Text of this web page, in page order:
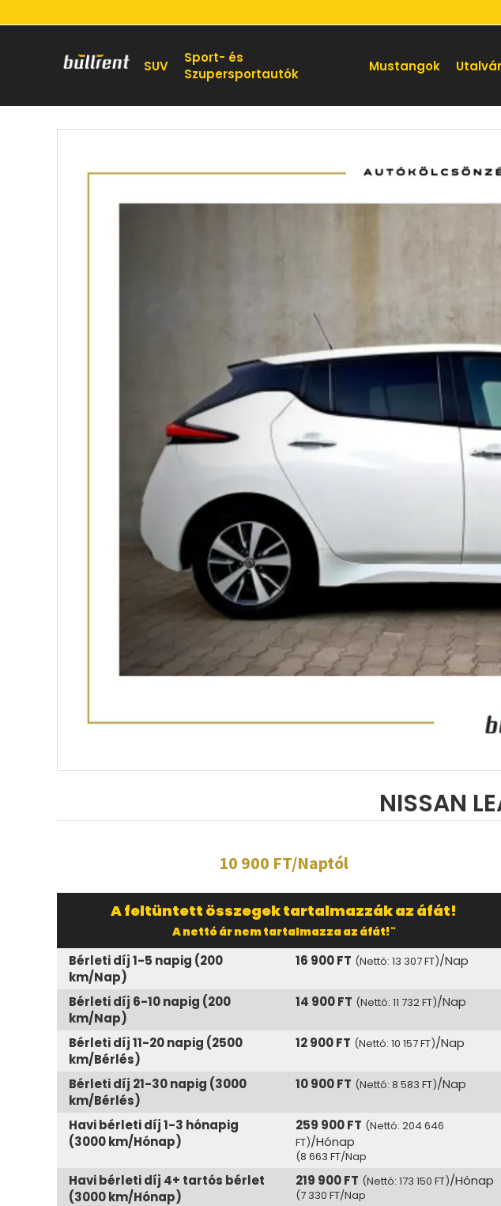
SUV
Sport- és
Szupersportautók
Mustangok
NISSAN
10 900 FT/Naptól
A feltüntett összegek tartalmazzák az áfát!
A nettó ár nem tartalmazza az áfát!"
Bérleti díj 1-5 napig (200
km/Nap)
16 900 FT (Nettó: 13 307 FT)/Nap
Bérleti díj 6-10 napig (200
km/Nap)
14 900 FT (Nettó: 11 732 FT)/Nap
Bérleti díj 11-20 napig (2500
km/Bérlés)
12 900 FT (Nettó: 10 157 FT)/Nap
Bérleti díj 21-30 napig (3000
km/Bérlés)
10 900 FT (Nettó: 8 583 FT)/Nap
Havi bérleti díj 1-3 hónapig
(3000 km/Hónap)
259 900 FT (Nettó: 204 646
FT)/Hónap
(8 663 FT/Nap
Havi bérleti díj 4+ tartós bérlet
(3000 km/Hónap)
219 900 FT (Nettó: 173 150 FT)/Hónap
(7 330 FT/Nap